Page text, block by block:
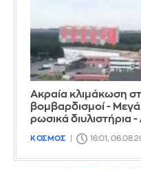
Ακραία κλιμάκωση
βομβαρδισμοί -
ρωσικά διυλιστήρια -
ΚΟΣΜΟΣ 16:01,